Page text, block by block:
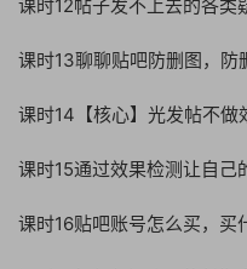
课时12帖子发不上去的各类
课时13聊聊贴吧防删图，防
课时14【核心】光发帖不
课时15通过效果检测让自
课时16贴吧账号怎么买，买